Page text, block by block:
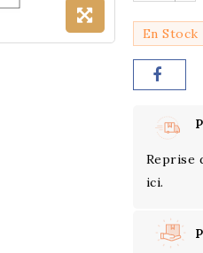
En Stock
Reprise
ici.